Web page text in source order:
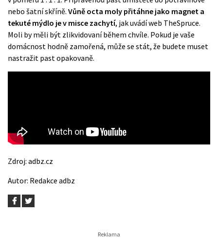
nebo šatní skříně. Vůně octa moly přitáhne jako magnet a
tekuté mýdlo je v misce zachytí, jak uvádí web TheSpruce.
Moli by měli být zlikvidovaní během chvíle. Pokud je vaše
domácnost hodně zamořená, může se stát, že budete muset
nastražit past opakovaně.
Zdroj: adbz.cz
Autor: Redakce adbz